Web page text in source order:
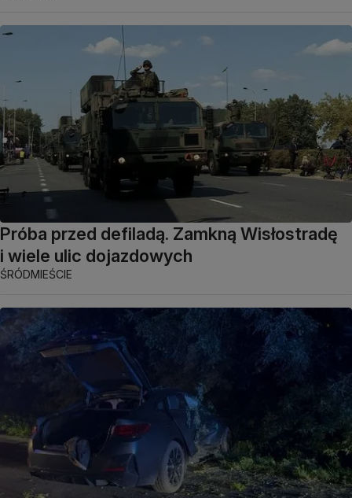
Próba przed defiladą. Zamkną Wisłostradę
i wiele ulic dojazdowych
ŚRÓDMIEŚCIE